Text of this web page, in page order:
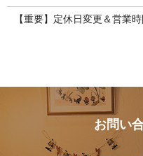
【重要】定休日変更＆営業
お問い